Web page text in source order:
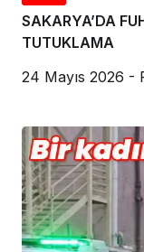
SAKARYA’DA
TUTUKLAMA
24 Mayıs 2026 -